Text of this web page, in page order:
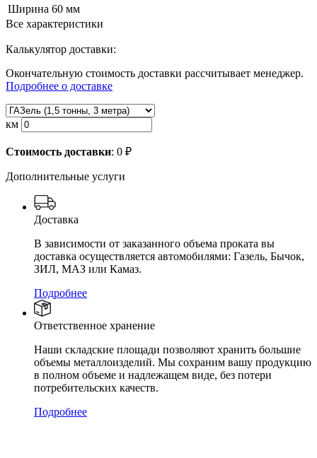
Ширина 60 мм
Все характеристики
Калькулятор доставки:
Окончательную стоимость доставки рассчитывает менеджер.
Подробнее о доставке
км
Стоимость доставки: 0 ₽
Дополнительные услуги
Доставка
В зависимости от заказанного объема проката вы
доставка осуществляется автомобилями: Газель, Бычок,
ЗИЛ, МАЗ или Камаз.
Подробнее
Ответственное хранение
Наши складские площади позволяют хранить большие
объемы металлоизделий. Мы сохраним вашу продукцию
в полном объеме и надлежащем виде, без потери
потребительских качеств.
Подробнее